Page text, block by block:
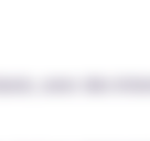
avec des